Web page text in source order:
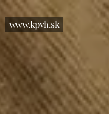
www.kpvh.sk